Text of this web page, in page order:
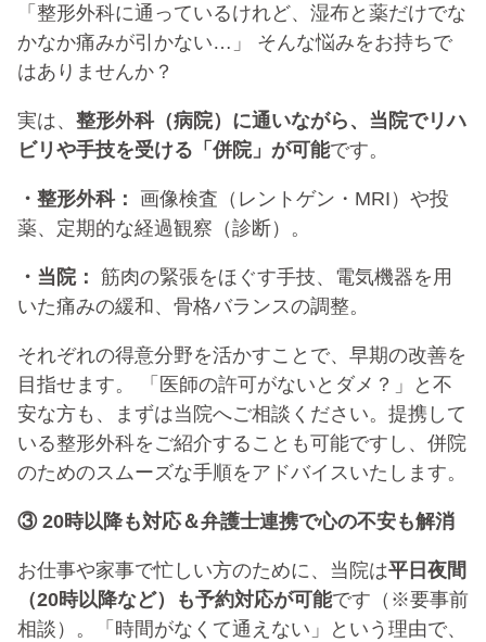
「整形外科に通っているけれど、湿布と薬だけでな
かなか痛みが引かない…」 そんな悩みをお持ちで
はありませんか？
実は、 整形外科（病院）に通いながら、当院でリハ
ビリや手技を受ける「併院」が可能です。
・整形外科：
画像検査（レントゲン・MRI）や投
薬、定期的な経過観察（診断）。
・当院： 筋肉の緊張をほぐす手技、電気機器を用
いた痛みの緩和、骨格バランスの調整。
それぞれの得意分野を活かすことで、早期の改善を
目指せます。 「医師の許可がないとダメ？」と不
安な方も、まずは当院へご相談ください。提携して
いる整形外科をご紹介することも可能ですし、併院
のためのスムーズな手順をアドバイスいたします。
③ 20時以降も対応＆弁護士連携で心の不安も解消
お仕事や家事で忙しい方のために、当院は平日夜間
（20時以降など）も予約対応が可能です（※要事前
相談）。「時間がなくて通えない」という理由で、